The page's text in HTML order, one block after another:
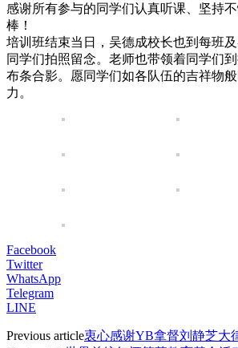
感谢所有参与的同学们认真听课、坚持
棒！
培训班结束当日，吴德成校长也到每班
同学们拍照留念。老师也带领着同学们
布条合影。愿同学们如各队伍的吉祥物
力。
Facebook
Twitter
WhatsApp
Telegram
LINE
Previous article衷心感谢YB拿督刘静芝大